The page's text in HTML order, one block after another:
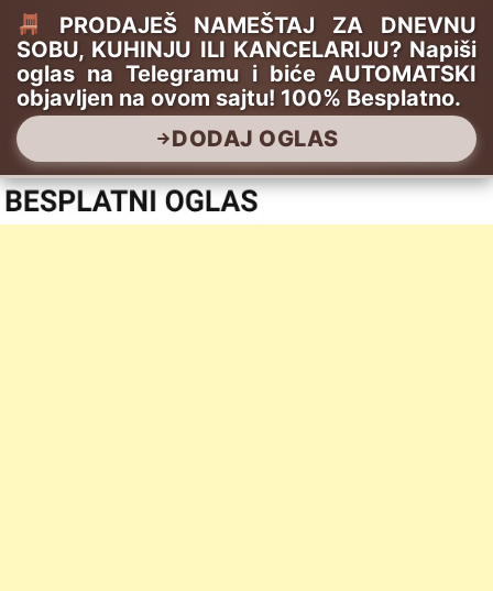
PRODAJEŠ NAMEŠTAJ ZA DNEVNU
SOBU, KUHINJU ILI KANCELARIJU? Napiši
oglas na Telegramu i biće AUTOMATSKI
objavljen na ovom sajtu! 100% Besplatno.
DODAJ OGLAS